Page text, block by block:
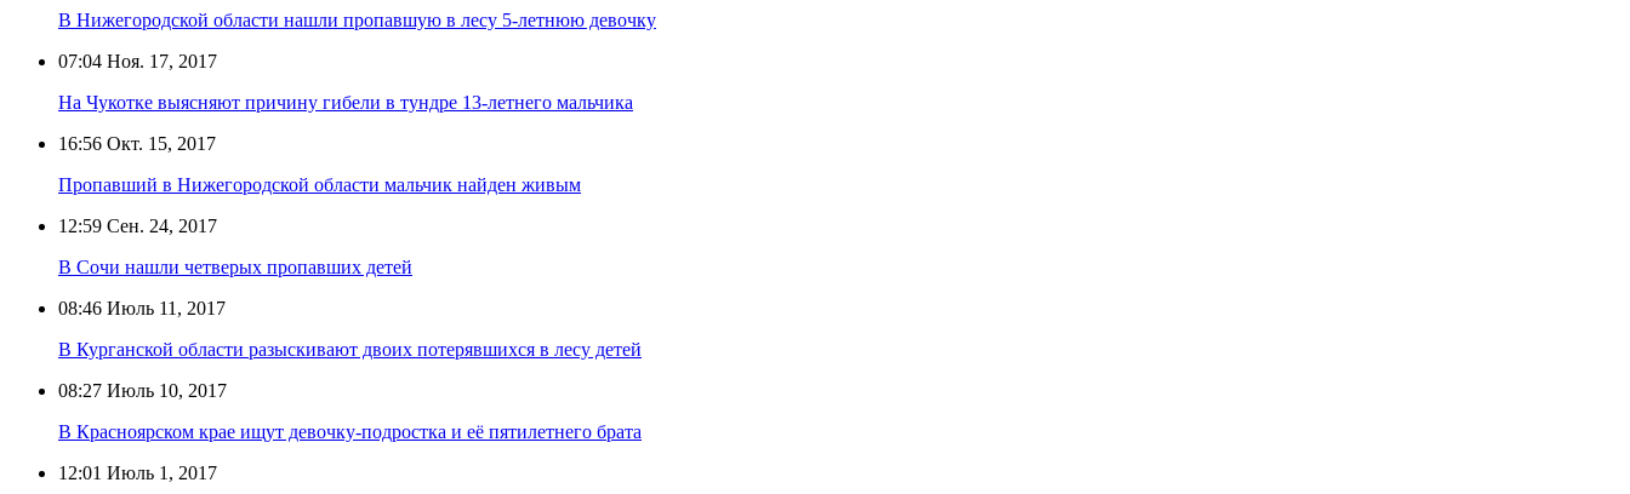
В Нижегородской области нашли пропавшую в лесу 5-летнюю девочку
07:04 Ноя. 17, 2017
На Чукотке выясняют причину гибели в тундре 13-летнего мальчика
16:56 Окт. 15, 2017
Пропавший в Нижегородской области мальчик найден живым
12:59 Сен. 24, 2017
В Сочи нашли четверых пропавших детей
08:46 Июль 11, 2017
В Курганской области разыскивают двоих потерявшихся в лесу детей
08:27 Июль 10, 2017
В Красноярском крае ищут девочку-подростка и её пятилетнего брата
12:01 Июль 1, 2017